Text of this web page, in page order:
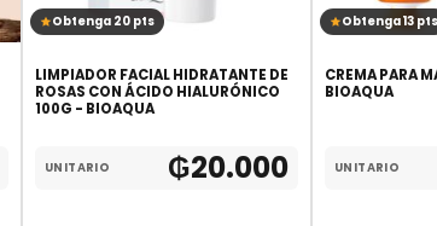
Obtenga 20 pts
LIMPIADOR FACIAL HIDRATANTE DE
ROSAS CON ÁCIDO HIALURÓNICO
100G - BIOAQUA
UNITARIO ₲20.000
Obtenga 13 pts
CREMA PARA
BIOAQUA
UNITARIO